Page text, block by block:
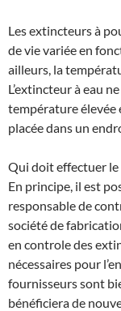
Les extincteurs à
de vie variée en
ailleurs, la
L’extincteur à eau
température élevée
placée dans un
Qui doit effectuer
En principe, il est
responsable de
société de
en controle des
nécessaires pour
fournisseurs sont
bénéficiera de